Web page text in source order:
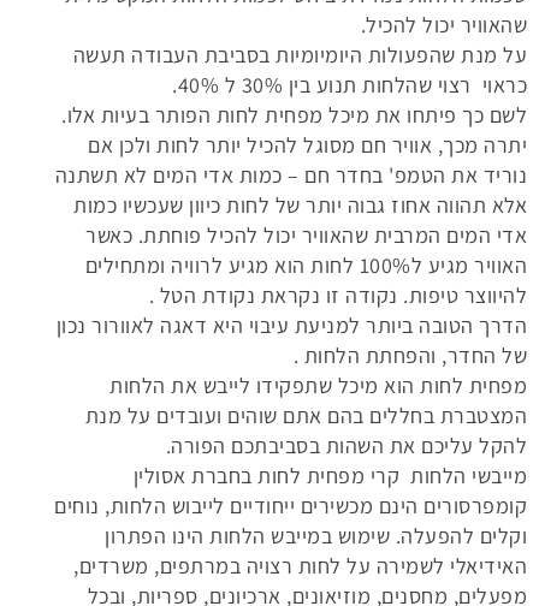
שהאוויר יכול להכיל.
על מנת שהפעולות היומיומיות בסביבת העבודה תעשה
כראוי רצוי שהלחות תנוע בין 30% ל 40%.
לשם כך פיתחו את מיכל מפחית לחות הפותר בעיות אלו.
יתרה מכך, אוויר חם מסוגל להכיל יותר לחות ולכן אם
נוריד את הטמפ' בחדר חם – כמות אדי המים לא תשתנה
אלא תהווה אחוז גבוה יותר של לחות כיוון שעכשיו כמות
אדי המים המרבית שהאוויר יכול להכיל פוחתת. כאשר
האוויר מגיע ל100% לחות הוא מגיע לרוויה ומתחילים
להיווצר טיפות. נקודה זו נקראת נקודת הטל .
הדרך הטובה ביותר למניעת עיבוי היא דאגה לאוורור נכון
של החדר, והפחתת הלחות .
מפחית לחות הוא מיכל שתפקידו לייבש את הלחות
המצטברת בחללים בהם אתם שוהים ועובדים על מנת
להקל עליכם את השהות בסביבתכם הפורה.
מייבשי הלחות קרי מפחית לחות בחברת אסולין
קומפרסורים הינם מכשירים ייחודיים לייבוש הלחות, נוחים
וקלים להפעלה. שימוש במייבש הלחות הינו הפתרון
האידיאלי לשמירה על לחות רצויה במרתפים, משרדים,
מפעלים, מחסנים, מוזיאונים, ארכיונים, ספריות, ובכל